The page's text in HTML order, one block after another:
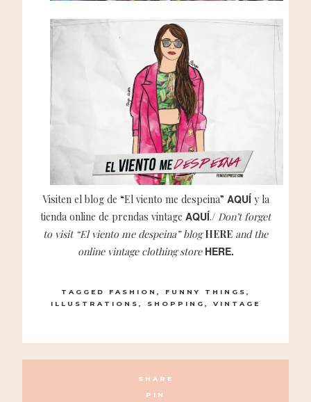
Visiten el blog de “El viento me despeina” AQUÍ y la
tienda online de prendas vintage AQUÍ./ Don’t forget
to visit “El viento me despeina” blogHERE and the
online vintage clothing store HERE.
TAGGED FASHION , FUNNY THINGS ,
ILLUSTRATIONS , SHOPPING , VINTAGE
SHARE
PIN